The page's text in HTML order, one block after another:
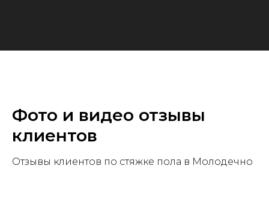
Фото и видео отзывы
клиентов
Отзывы клиентов по стяжке пола в Молодечно